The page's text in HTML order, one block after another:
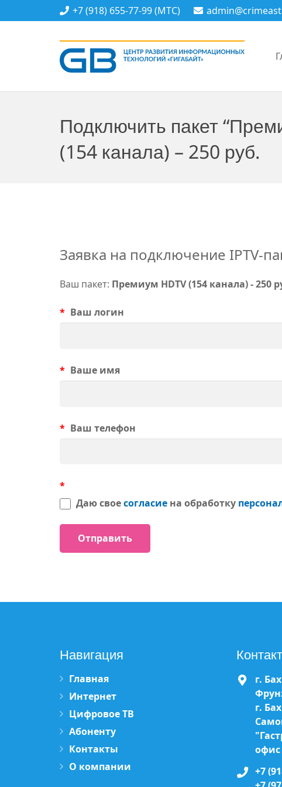
+7 (918) 655-77-99 (МТС)
Подключить пакет
(154 канала) – 250 руб.
Заявка на подключение IPTV-
Ваш пакет: Премиум HDTV (154 канала) - 250
* Ваш логин
* Ваше имя
* Ваш телефон
*
Даю своесогласиена обработку
Навигация
Главная
Интернет
Цифровое ТВ
Абоненту
Контакты
О компании
г.
г.
офис
+7